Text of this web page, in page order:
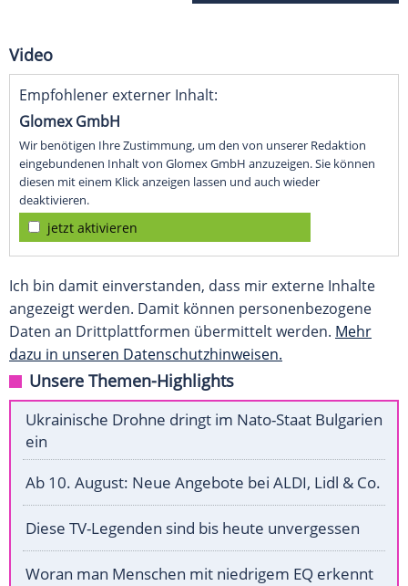
Video
Empfohlener externer Inhalt:
Glomex GmbH
Wir benötigen Ihre Zustimmung, um den von unserer Redaktion
eingebundenen Inhalt von Glomex GmbH anzuzeigen. Sie können
diesen mit einem Klick anzeigen lassen und auch wieder
deaktivieren.
jetzt aktivieren
Ich bin damit einverstanden, dass mir externe Inhalte
angezeigt werden. Damit können personenbezogene
Daten an Drittplattformen übermittelt werden. Mehr
dazu in unseren Datenschutzhinweisen.
Unsere Themen-Highlights
Ukrainische Drohne dringt im Nato-Staat Bulgarien
ein
Ab 10. August: Neue Angebote bei ALDI, Lidl & Co.
Diese TV-Legenden sind bis heute unvergessen
Woran man Menschen mit niedrigem EQ erkennt